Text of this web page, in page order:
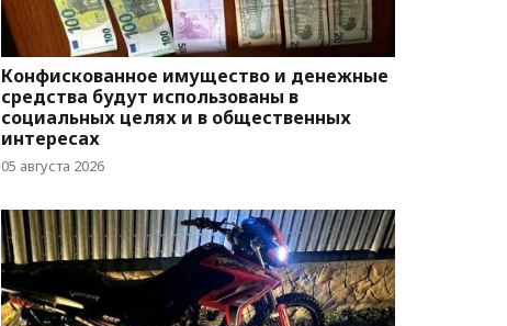
Конфискованное имущество и денежные
средства будут использованы в
социальных целях и в общественных
интересах
05 августа 2026